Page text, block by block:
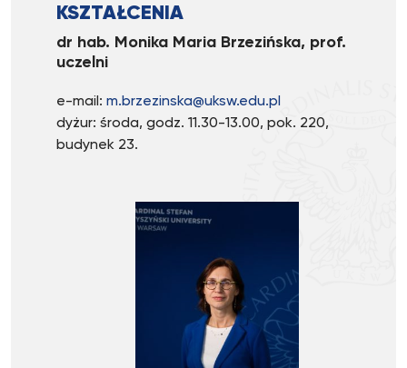
KSZTAŁCENIA
dr hab. Monika Maria Brzezińska, prof.
uczelni
e-mail: m.brzezinska@uksw.edu.pl
dyżur: środa, godz. 11.30-13.00, pok. 220,
budynek 23.